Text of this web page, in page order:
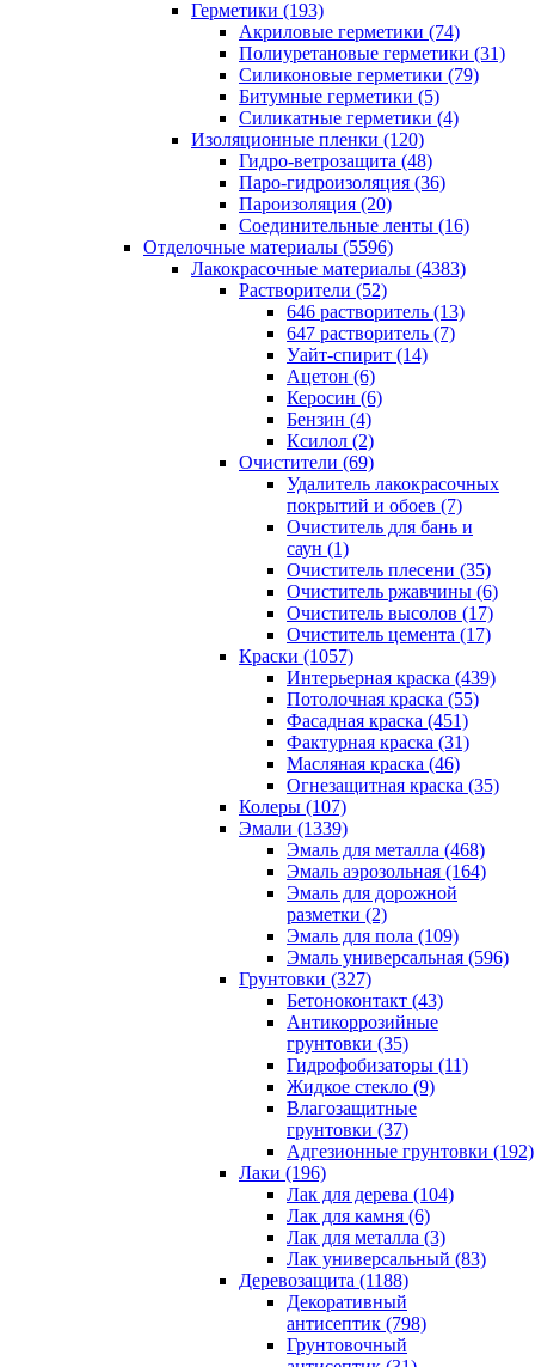
Герметики (193)
Акриловые герметики (74)
Полиуретановые герметики (31)
Силиконовые герметики (79)
Битумные герметики (5)
Силикатные герметики (4)
Изоляционные пленки (120)
Гидро-ветрозащита (48)
Паро-гидроизоляция (36)
Пароизоляция (20)
Соединительные ленты (16)
Отделочные материалы (5596)
Лакокрасочные материалы (4383)
Растворители (52)
646 растворитель (13)
647 растворитель (7)
Уайт-спирит (14)
Ацетон (6)
Керосин (6)
Бензин (4)
Ксилол (2)
Очистители (69)
Удалитель лакокрасочных
покрытий и обоев (7)
Очиститель для бань и
саун (1)
Очиститель плесени (35)
Очиститель ржавчины (6)
Очиститель высолов (17)
Очиститель цемента (17)
Краски (1057)
Интерьерная краска (439)
Потолочная краска (55)
Фасадная краска (451)
Фактурная краска (31)
Масляная краска (46)
Огнезащитная краска (35)
Колеры (107)
Эмали (1339)
Эмаль для металла (468)
Эмаль аэрозольная (164)
Эмаль для дорожной
разметки (2)
Эмаль для пола (109)
Эмаль универсальная (596)
Грунтовки (327)
Бетоноконтакт (43)
Антикоррозийные
грунтовки (35)
Гидрофобизаторы (11)
Жидкое стекло (9)
Влагозащитные
грунтовки (37)
Адгезионные грунтовки (192)
Лаки (196)
Лак для дерева (104)
Лак для камня (6)
Лак для металла (3)
Лак универсальный (83)
Деревозащита (1188)
Декоративный
антисептик (798)
Грунтовочный